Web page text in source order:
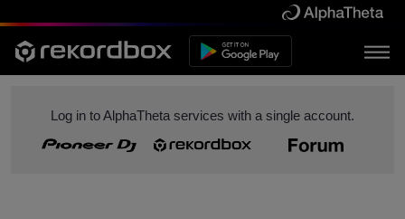
Log in to AlphaTheta services with a single account.